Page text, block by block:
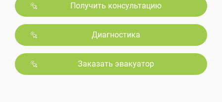
Получить консультацию
Диагностика
Заказать эвакуатор